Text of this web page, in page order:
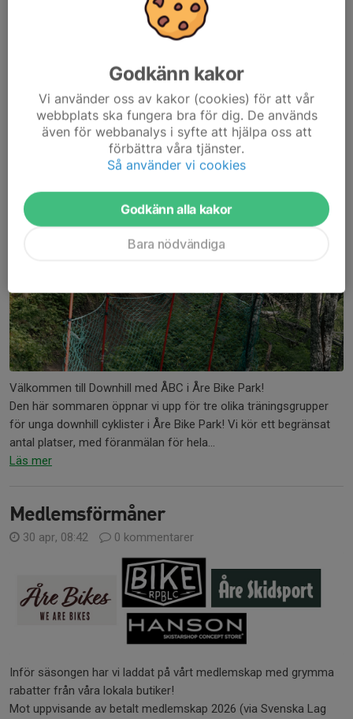
Åre Bike Festival är ett event som vi som klubb står bakom.
Målet är att samla cyklister i Åres fantastiska terräng....
Downhillträningar för juniorer 2026!
22 maj, 15:39 0 kommentarer
Välkommen till Downhill med ÅBC i Åre Bike Park!
Den här sommaren öppnar vi upp för tre olika träningsgrupper
för unga downhill cyklister i Åre Bike Park! Vi kör ett begränsat
antal platser, med föranmälan för hela...
Läs mer
Medlemsförmåner
30 apr, 08:42 0 kommentarer
Inför säsongen har vi laddat på vårt medlemskap med grymma
rabatter från våra lokala butiker!
Mot uppvisande av betalt medlemskap 2026 (via Svenska Lag
Godkänn kakor
Vi använder oss av kakor (cookies) för att vår
webbplats ska fungera bra för dig. De används
även för webbanalys i syfte att hjälpa oss att
förbättra våra tjänster.
Så använder vi cookies
Godkänn alla kakor
Bara nödvändiga